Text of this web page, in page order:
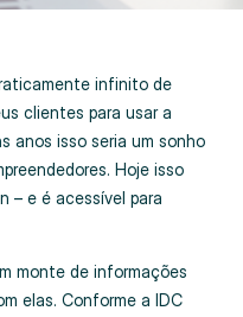
infinito de
clientes para usar a
anos isso seria um sonho
Hoje isso
– e é acessível para
monte de informações
elas. Conforme a IDC